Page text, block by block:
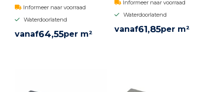
Informeer naar voorraad
Waterdoorlatend
vanaf64,55per m²
Informeer naar voorraad
Waterdoorlatend
vanaf61,85per m²